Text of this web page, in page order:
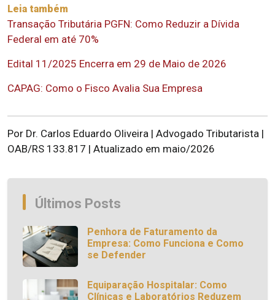
Leia também
Transação Tributária PGFN: Como Reduzir a Dívida
Federal em até 70%
Edital 11/2025 Encerra em 29 de Maio de 2026
CAPAG: Como o Fisco Avalia Sua Empresa
Por Dr. Carlos Eduardo Oliveira | Advogado Tributarista |
OAB/RS 133.817 | Atualizado em maio/2026
Últimos Posts
Penhora de Faturamento da
Empresa: Como Funciona e Como
se Defender
Equiparação Hospitalar: Como
Clínicas e Laboratórios Reduzem